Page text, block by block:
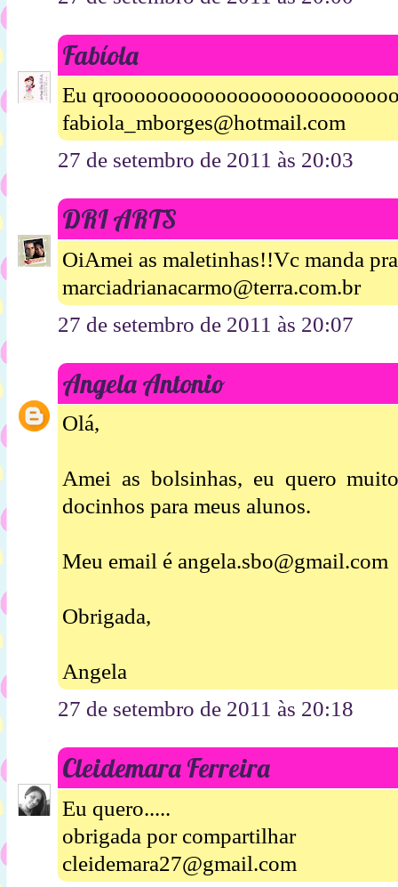
Fabíola
Eu
fabiola_mborges@hotmail.com
27 de setembro de 2011 às 20:03
DRI ARTS
OiAmei as maletinhas!!Vc manda
marciadrianacarmo@terra.com.br
27 de setembro de 2011 às 20:07
Angela Antonio
Olá,
Amei as bolsinhas, eu quero
docinhos para meus alunos.
Meu email é angela.sbo@gmail.com
Obrigada,
Angela
27 de setembro de 2011 às 20:18
Cleidemara Ferreira
Eu quero.....
obrigada por compartilhar
cleidemara27@gmail.com